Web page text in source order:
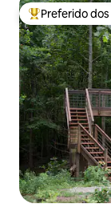
Entre os
Preferido